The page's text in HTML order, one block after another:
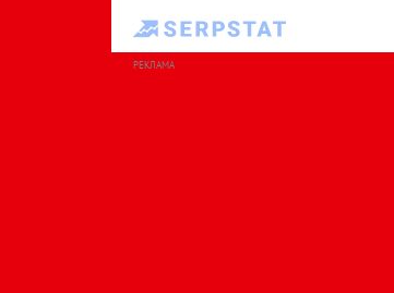
РЕКЛАМА